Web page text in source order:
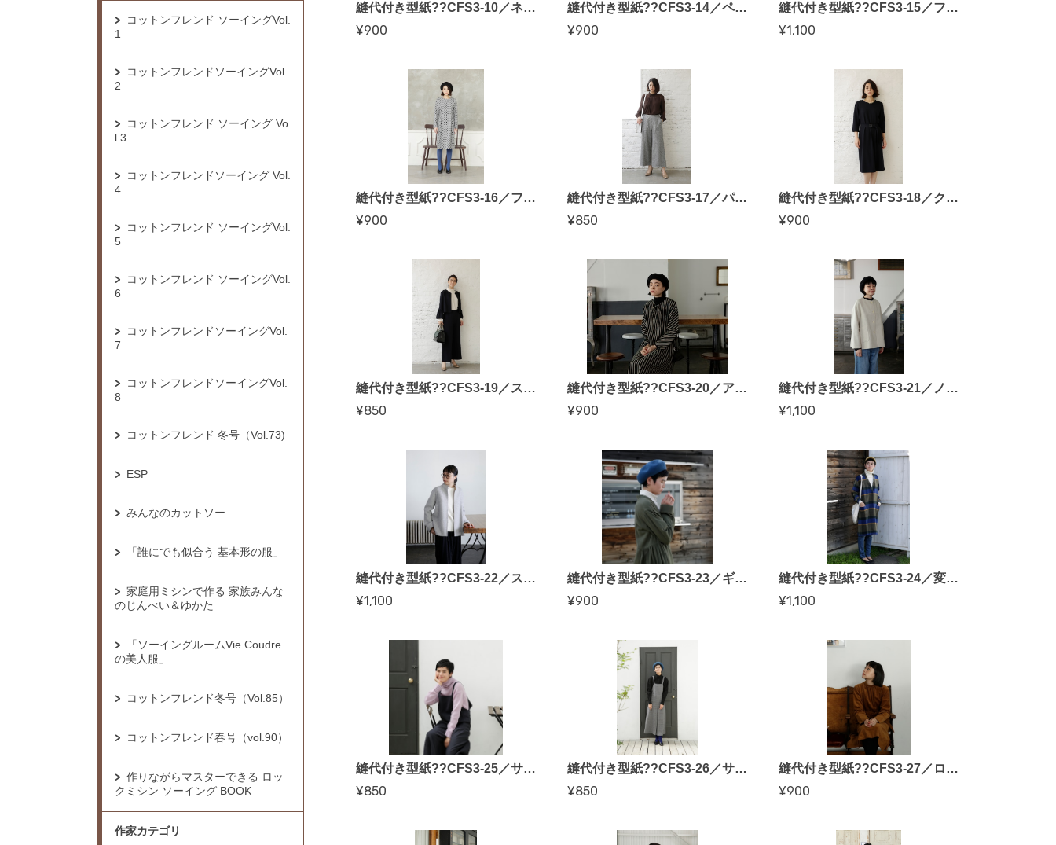
コットンフレンド ソーイングVol.
1
コットンフレンドソーイングVol.
2
コットンフレンド ソーイング Vo
l.3
コットンフレンドソーイング Vol.
4
コットンフレンド ソーイングVol.
5
コットンフレンド ソーイングVol.
6
コットンフレンドソーイングVol.
7
コットンフレンドソーイングVol.
8
コットンフレンド 冬号（Vol.73)
ESP
みんなのカットソー
「誰にでも似合う 基本形の服」
家庭用ミシンで作る 家族みんな
のじんべい＆ゆかた
「ソーイングルームVie Coudre
の美人服」
コットンフレンド冬号（Vol.85）
コットンフレンド春号（vol.90）
作りながらマスターできる ロッ
クミシン ソーイング BOOK
作家カテゴリ
縫代付き型紙??CFS3-10／ネックリボンワンピース（海外竜也さん）
¥900
縫代付き型紙??CFS3-14／ペプラムブラウス（クライ・ムキさん）
¥900
縫代付き型紙??CFS3-15／フリル袖ジャケット（クライ・ムキさん）
¥1,100
縫代付き型紙??CFS3-16／フロントタックワンピース（クライ・ムキさん）
¥900
縫代付き型紙??CFS3-17／パッチポケットパンツ（クライ・ムキさん）
¥850
縫代付き型紙??CFS3-18／クルーネックワンピース（クライ・ムキさん）
¥900
縫代付き型紙??CFS3-19／スラントポケットパンツ（クライ・ムキさん）
¥850
縫代付き型紙??CFS3-20／アレンジラグランワンピース（香田あおいさん）
¥900
縫代付き型紙??CFS3-21／ノーカラーコート（香田あおいさん）
¥1,100
縫代付き型紙??CFS3-22／スタンドカラージャケット（香田あおいさん）
¥1,100
縫代付き型紙??CFS3-23／ギャザーコートワンピ（CFOP）
¥900
縫代付き型紙??CFS3-24／変わり衿コート（CFOP）
¥1,100
縫代付き型紙??CFS3-25／サロペットパンツ（CFOP）
¥850
縫代付き型紙??CFS3-26／サロペットスカート（CFOP）
¥850
縫代付き型紙??CFS3-27／ロールカラーワンピース（CFOP）
¥900